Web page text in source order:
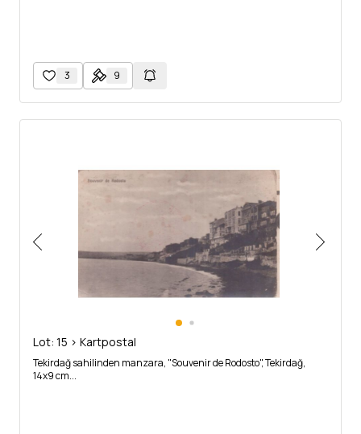
3 9
Lot: 15 > Kartpostal
Tekirdağ sahilinden manzara, "Souvenir de Rodosto", Tekirdağ,
14x9 cm...